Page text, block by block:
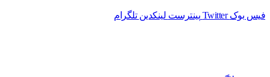
فیس بوک Twitter پینترست لینکدین تلگرام